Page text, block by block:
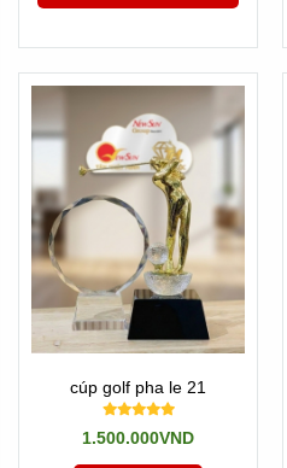
cúp golf pha le 21
1.500.000VND